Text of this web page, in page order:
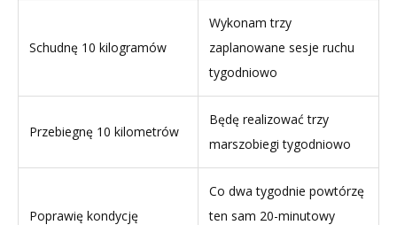
Schudnę 10 kilogramów
Wykonam trzy
zaplanowane sesje ruchu
tygodniowo
Przebiegnę 10 kilometrów
Będę realizować trzy
marszobiegi tygodniowo
Poprawię kondycję
Co dwa tygodnie powtórzę
ten sam 20-minutowy